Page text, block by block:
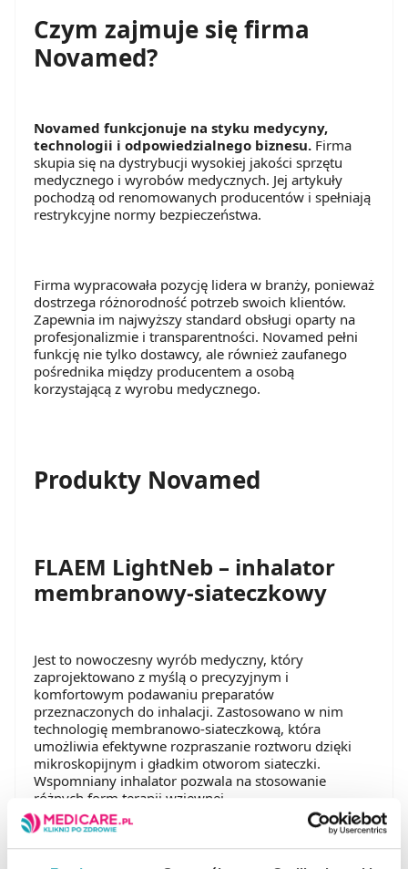
Czym zajmuje się firma
Novamed?
Novamed funkcjonuje na styku medycyny,
technologii i odpowiedzialnego biznesu. Firma
skupia się na dystrybucji wysokiej jakości sprzętu
medycznego i wyrobów medycznych. Jej artykuły
pochodzą od renomowanych producentów i spełniają
restrykcyjne normy bezpieczeństwa.
Firma wypracowała pozycję lidera w branży, ponieważ
dostrzega różnorodność potrzeb swoich klientów.
Zapewnia im najwyższy standard obsługi oparty na
profesjonalizmie i transparentności. Novamed pełni
funkcję nie tylko dostawcy, ale również zaufanego
pośrednika między producentem a osobą
korzystającą z wyrobu medycznego.
Produkty Novamed
FLAEM LightNeb – inhalator
membranowy-siateczkowy
Jest to nowoczesny wyrób medyczny, który
zaprojektowano z myślą o precyzyjnym i
komfortowym podawaniu preparatów
przeznaczonych do inhalacji. Zastosowano w nim
technologię membranowo-siateczkową, która
umożliwia efektywne rozpraszanie roztworu dzięki
mikroskopijnym i gładkim otworom siateczki.
Wspomniany inhalator pozwala na stosowanie
różnych form terapii wziewnej.